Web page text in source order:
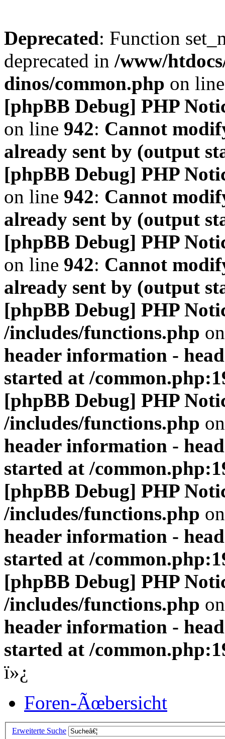
Deprecated: Function
deprecated in /www/
dinos/common.php on
[phpBB Debug] PHP
on line 942: Cannot
already sent by (output
[phpBB Debug] PHP
on line 942: Cannot
already sent by (output
[phpBB Debug] PHP
on line 942: Cannot
already sent by (output
[phpBB Debug] PHP
/includes/functions.php
header information -
started at /
[phpBB Debug] PHP
/includes/functions.php
header information -
started at /
[phpBB Debug] PHP
/includes/functions.php
header information -
started at /
[phpBB Debug] PHP
/includes/functions.php
header information -
started at /
ï»¿
Foren-Ãœbersicht
Erweiterte Suche